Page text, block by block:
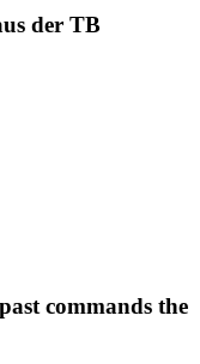
der TB
commands the